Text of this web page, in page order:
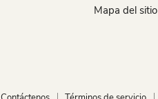
Mapa del sitio